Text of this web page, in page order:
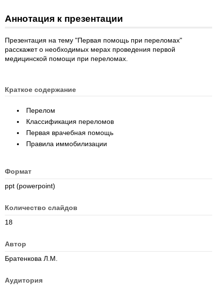
Аннотация к презентации
Презентация на тему "Первая помощь при переломах"
расскажет о необходимых мерах проведения первой
медицинской помощи при переломах.
Краткое содержание
Перелом
Классификация переломов
Первая врачебная помощь
Правила иммобилизации
Формат
ppt (powerpoint)
Количество слайдов
18
Автор
Братенкова Л.М.
Аудитория